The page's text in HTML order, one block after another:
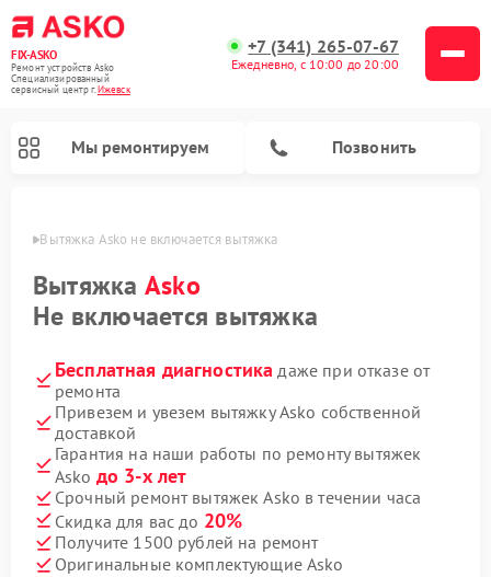
FIX-ASKO
Ремонт устройств Asko
Специализированный
cервисный центр г.Ижевск
+7 (341) 265-07-67
Ежедневно, с 10:00 до 20:00
Мы ремонтируем Позвонить
Вытяжка Asko не включается вытяжка
Вытяжка Asko
Не включается вытяжка
Бесплатная диагностика даже при отказе от
ремонта
Привезем и увезем вытяжку Asko собственной
доставкой
Гарантия на наши работы по ремонту вытяжек
Asko до 3-х лет
Срочный ремонт вытяжек Asko в течении часа
Скидка для вас до 20%
Получите 1500 рублей на ремонт
Оригинальные комплектующие Asko